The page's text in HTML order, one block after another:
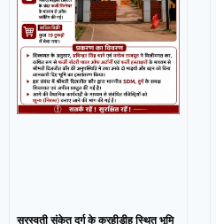
सरस्वती संकेत दुर्ग के करहीडीह स्थित भूमि